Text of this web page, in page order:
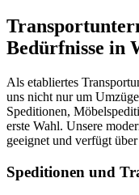
Bedürfnisse in
Als etabliertes
uns nicht nur um
Speditionen,
erste Wahl. Unsere
geeignet und verfügt
Speditionen und